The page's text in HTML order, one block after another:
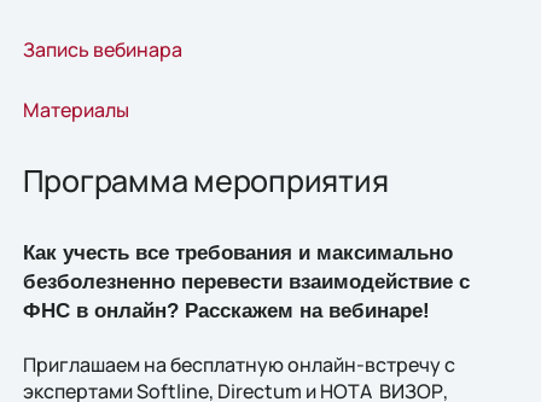
Запись вебинара
Материалы
Программа мероприятия
Как учесть все требования и максимально
безболезненно перевести взаимодействие с
ФНС в онлайн? Расскажем на вебинаре!
Приглашаем на бесплатную онлайн-встречу с
экспертами Softline, Directum и НОТА ВИЗОР,